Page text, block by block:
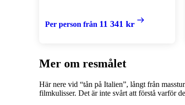
Per person från 11 341 kr
Mer om resmålet
Här nere vid “tån på Italien”, långt från
filmkulisser. Det är inte svårt att förstå varför